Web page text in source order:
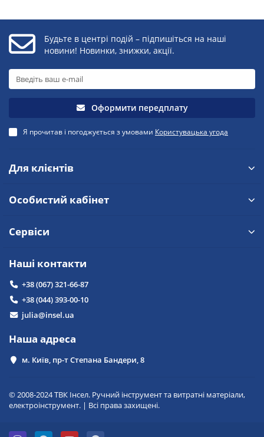
Будьте в центрі подій – підпишіться на наші
новини! Новинки, знижки, акції.
Оформити передплату
Я прочитав і погоджується з умовами Користувацька угода
Для клієнтів
Особистий кабінет
Сервіси
Наші контакти
+38 (067) 321-66-87
+38 (044) 393-00-10
julia@insel.ua
Наша адреса
м. Київ, пр-т Степана Бандери, 8
© 2008-2024 ТВК Інсел. Ручний інструмент та витратні матеріали,
електроінструмент. | Всі права захищені.